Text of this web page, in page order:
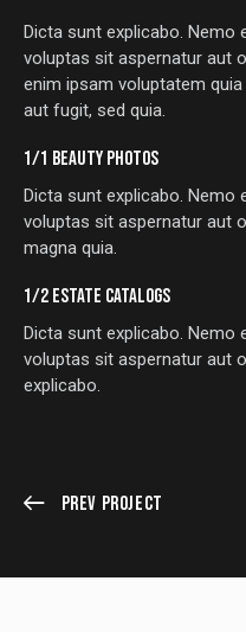
Dicta sunt explicabo. Nemo
voluptas sit aspernatur aut
enim ipsam voluptatem
aut fugit, sed quia.
1/1 BEAUTY PHOTOS
Dicta sunt explicabo. Nemo
voluptas sit aspernatur aut
magna quia.
1/2 ESTATE CATALOGS
Dicta sunt explicabo. Nemo
voluptas sit aspernatur aut
explicabo.
Prev Project